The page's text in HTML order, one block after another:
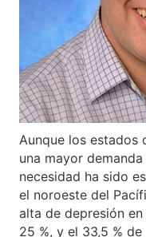
Aunque los estados
una mayor
necesidad ha sido
el noroeste del
alta de depresión
25 %, y el 33,5 %